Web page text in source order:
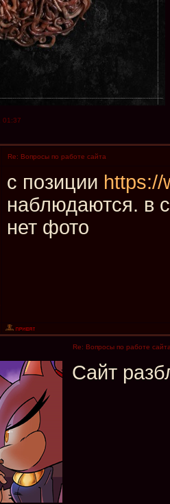
01:37
Re: Вопросы по работе сайта
с позиции https://
наблюдаются. в
нет фото
Re: Вопросы по работе
Сайт